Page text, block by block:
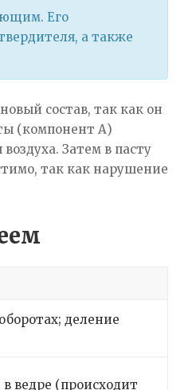
Его
а также
состав, так как он
(компонент А)
Затем в пасту
так как нарушение
деление
ведре (происходит